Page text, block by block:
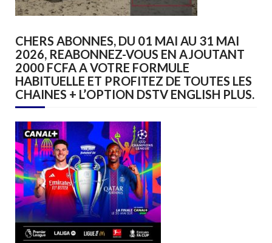
CHERS ABONNES, DU 01 MAI AU 31 MAI
2026, REABONNEZ-VOUS EN AJOUTANT
2000 FCFA A VOTRE FORMULE
HABITUELLE ET PROFITEZ DE TOUTES LES
CHAINES + L’OPTION DSTV ENGLISH PLUS.